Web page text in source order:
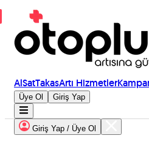
AlSatTakasArtı Hizmetler
Üye Ol Giriş Yap
Giriş Yap / Üye Ol